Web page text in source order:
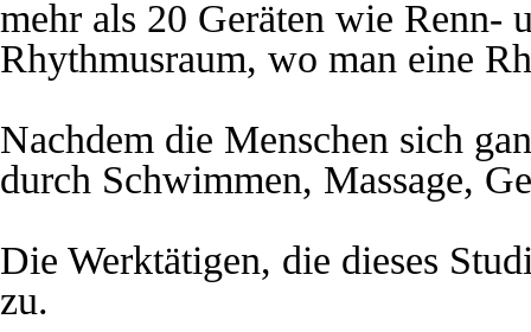
mehr als 20 Geräten wie Renn-
Rhythmusraum, wo man eine
Nachdem die Menschen sich
durch Schwimmen, Massage,
Die Werktätigen, die dieses
zu.